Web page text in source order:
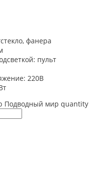
фанера
пульт
220В
Подводный мир quantity